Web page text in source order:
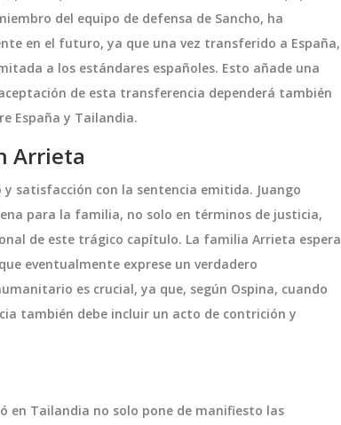
del equipo de defensa de Sancho, ha
en el futuro, ya que una vez transferido a España,
a los estándares españoles. Esto añade una
de esta transferencia dependerá también
España y Tailandia.
Arrieta
satisfacción con la sentencia emitida. Juango
para la familia, no solo en términos de justicia,
de este trágico capítulo. La familia Arrieta espera
eventualmente exprese un verdadero
es crucial, ya que, según Ospina, cuando
también debe incluir un acto de contrición y
en Tailandia no solo pone de manifiesto las
frustrante y su futuro en Alpine se
vuelve incierto tras una temporada sin
resultados destacados.